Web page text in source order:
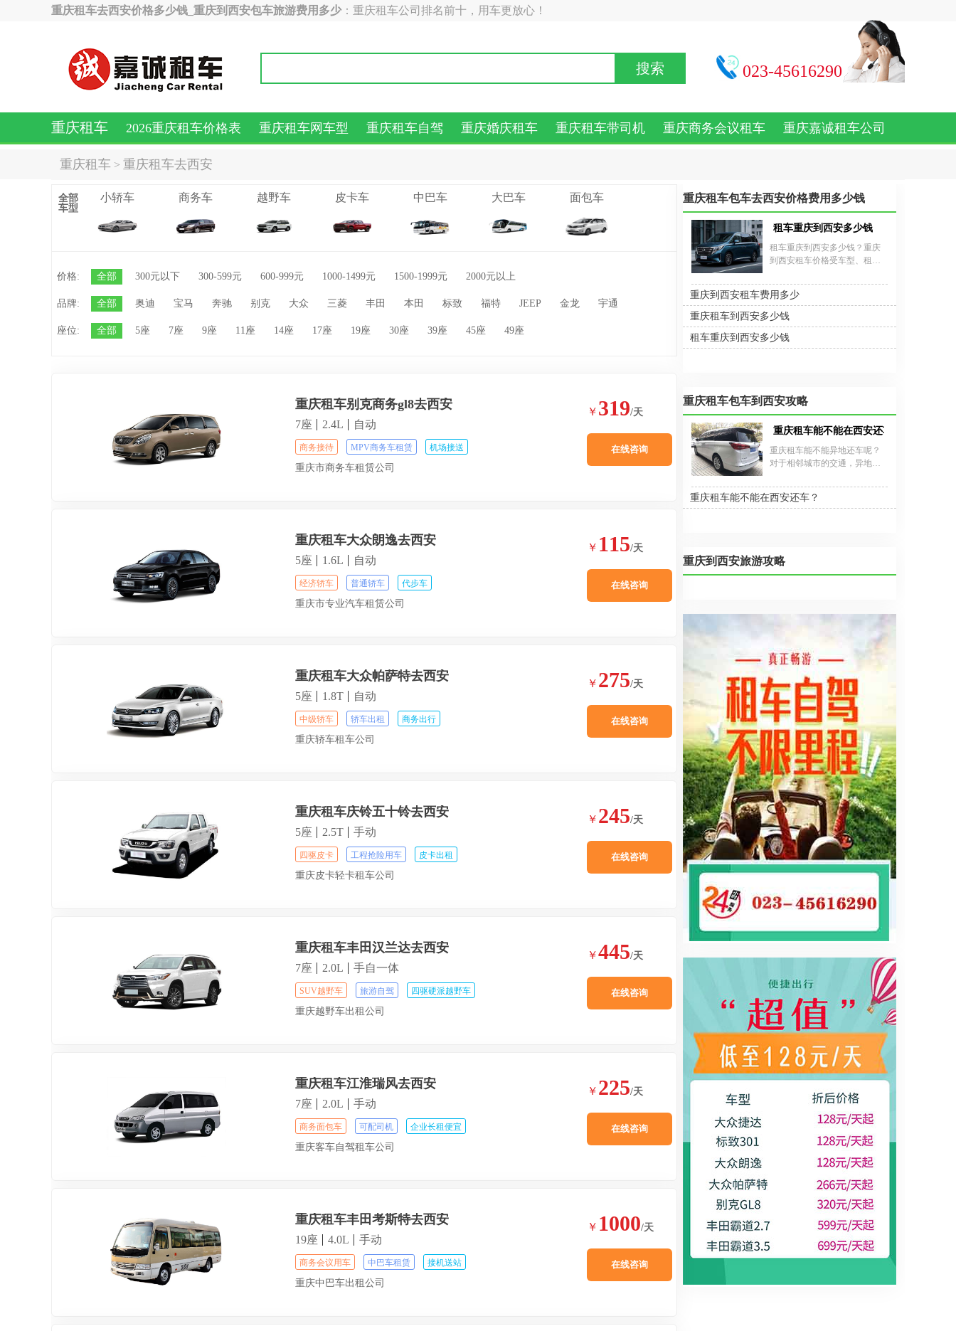
重庆租车去西安价格多少钱_重庆到西安包车旅游费用多少：重庆租车公司排名前十，用车更放心！
搜索 023-45616290
重庆租车 2026重庆租车价格表 重庆租车网车型 重庆租车自驾 重庆婚庆租车 重庆租车带司机 重庆商务会议租车 重庆嘉诚租车公司
重庆租车 > 重庆租车去西安
全部
车型
小轿车 商务车 越野车 皮卡车 中巴车 大巴车 面包车
价格: 全部 300元以下 300-599元 600-999元 1000-1499元 1500-1999元 2000元以上
品牌: 全部 奥迪 宝马 奔驰 别克 大众 三菱 丰田 本田 标致 福特 JEEP 金龙 宇通
座位: 全部 5座 7座 9座 11座 14座 17座 19座 30座 39座 45座 49座
重庆租车别克商务gl8去西安
7座 2.4L 自动
商务接待 MPV商务车租赁 机场接送
重庆市商务车租赁公司
￥ 319/天
在线咨询
重庆租车大众朗逸去西安
5座 1.6L 自动
经济轿车 普通轿车 代步车
重庆市专业汽车租赁公司
￥ 115/天
在线咨询
重庆租车大众帕萨特去西安
5座 1.8T 自动
中级轿车 轿车出租 商务出行
重庆轿车租车公司
￥ 275/天
在线咨询
重庆租车庆铃五十铃去西安
5座 2.5T 手动
四驱皮卡 工程抢险用车 皮卡出租
重庆皮卡轻卡租车公司
￥ 245/天
在线咨询
重庆租车丰田汉兰达去西安
7座 2.0L 手自一体
SUV越野车 旅游自驾 四驱硬派越野车
重庆越野车出租公司
￥445/天
在线咨询
重庆租车江淮瑞风去西安
7座 2.0L 手动
商务面包车 可配司机 企业长租便宜
重庆客车自驾租车公司
￥ 225/天
在线咨询
重庆租车丰田考斯特去西安
19座 4.0L 手动
商务会议用车 中巴车租赁 接机送站
重庆中巴车出租公司
￥ 1000/天
在线咨询
重庆租车包车去西安价格费用多少钱
租车重庆到西安多少钱
租车重庆到西安多少钱？重庆
到西安租车价格受车型、租赁
济型轿车如大众朗逸日租金约
160-300元，商务车型如别克
GL8日租约400-700元，7座商务
车包车费用通常包含司机工
资、油费及基础服务，日均综
合费用约730-1000元。若选择带
用按距离计算，重庆至西安约
700公里，异地还车费约700
元。包车总费用还需考虑油费
（约500元）及车辆押金（经济
型3000元
重庆到西安租车费用多少
重庆租车到西安多少钱
租车重庆到西安多少钱
重庆租车包车到西安攻略
重庆租车能不能在西安还车？
重庆租车能不能异地还车呢？
对于相邻城市的交通，异地取
时候比较方便的一种选择，目
前支持异地换车服务的公司也
西安等大西南地区各大省会城
市还车。
重庆租车能不能在西安还车？
重庆到西安旅游攻略